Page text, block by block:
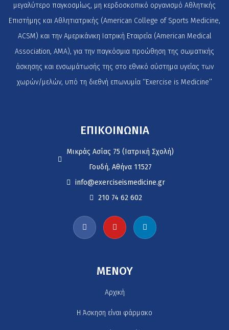
μεγαλύτερο παγκοσμίως, μη κερδοσκοπικό οργανισμό Αθλητικής
Επιστήμης και Αθλητιατρικής (American College of Sports Medicine,
ACSM) και την Αμερικάνικη Ιατρική Εταιρεία (American Medical
Association, AMA), για την παγκόσμια προώθηση της σωματικής
άσκησης και ενσωμάτωσής της στο εθνικό σύστημα υγείας των
χωρών/μελών, υπό τη διεθνή επωνυμία ‘‘Exercise is Medicine’’
ΕΠΙΚΟΙΝΩΝΙΑ
Μικράς Ασίας 75 (Ιατρική Σχολή)
Γουδή, Αθήνα 11527
info@exerciseismedicine.gr
210 74 62 602
MENOY
Αρχική
H Άσκηση είναι φάρμακο